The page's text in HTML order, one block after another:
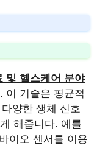
및 헬스케어 분야
이 기술은 평균적
다양한 생체 신호
해줍니다. 예를
이오 센서를 이용